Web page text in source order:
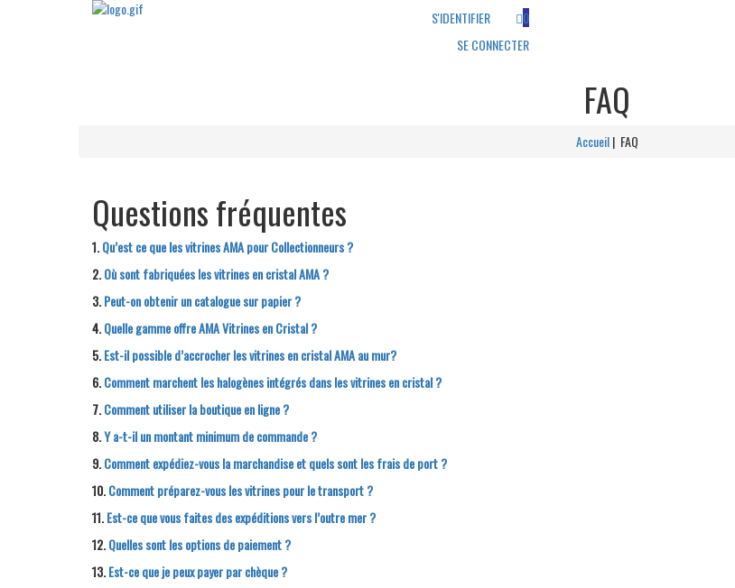
S'IDENTIFIER
0
SE CONNECTER
FAQ
Accueil| FAQ
Questions fréquentes
1.Qu’est ce que les vitrinesAMApour Collectionneurs ?
2.Où sont fabriquées les vitrines en cristalAMA?
3.Peut-on obtenir un catalogue sur papier ?
4.Quelle gamme offreAMAVitrines en Cristal ?
5.Est-il possible d’accrocher les vitrines en cristalAMAau mur?
6.Comment marchent les halogènes intégrés dans les vitrines en cristal ?
7.Comment utiliser la boutique en ligne ?
8.Y a-t-il un montant minimum de commande ?
9.Comment expédiez-vous la marchandise et quels sont les frais de port ?
10.Comment préparez-vous les vitrines pour le transport ?
11.Est-ce que vous faites des expéditions vers l’outre mer ?
12.Quelles sont les options de paiement ?
13.Est-ce que je peux payer par chèque ?